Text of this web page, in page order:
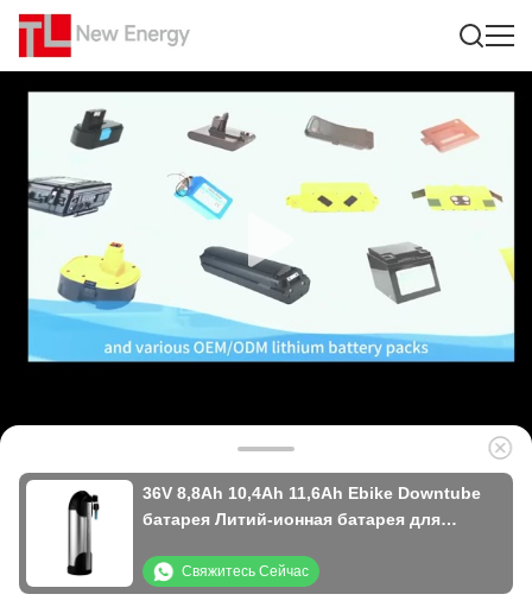
36V 8,8Ah 10,4Ah 11,6Ah Ebike Downtube
батарея Литий-ионная батарея для
батареяСвяжитесь Сейчас